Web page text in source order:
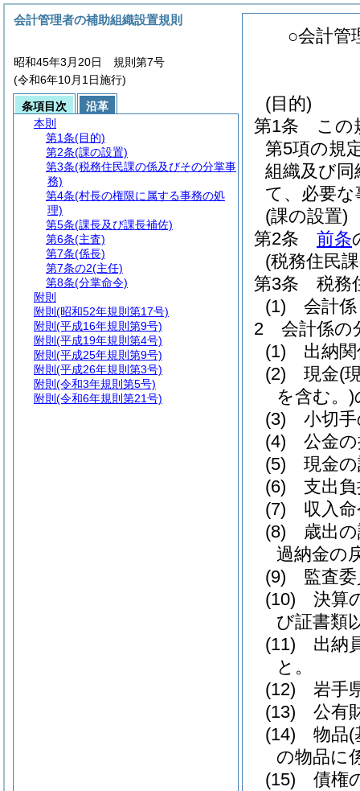
○会計管
(目的)
第1条
この
第5項の規
組織及び
て、必要
(課の設置)
第2条
前条
(税務住民
第3条
税務
(1)
会計係
2
会計係の
(1)
出納
(2)
現金(
を含む。)
(3)
小切
(4)
公金
(5)
現金
(6)
支出
(7)
収入
(8)
歳出
過納金の
(9)
監査
(10)
決算
び証書類
(11)
出納
と。
(12)
岩手
(13)
公有
(14)
物品(
の物品に
(15)
債権
会計管理者の補助組織設置規則
昭和45年3月20日 規則第7号
(令和6年10月1日施行)
条項目次
沿革
本則
第1条(目的)
第2条(課の設置)
第3条(税務住民課の係及びその分掌事
務)
第4条(村長の権限に属する事務の処
理)
第5条(課長及び課長補佐)
第6条(主査)
第7条(係長)
第7条の2(主任)
第8条(分掌命令)
附則
附則 (昭和52年規則第17号)
附則 (平成16年規則第9号)
附則 (平成19年規則第4号)
附則 (平成25年規則第9号)
附則 (平成26年規則第3号)
附則 (令和3年規則第5号)
附則 (令和6年規則第21号)